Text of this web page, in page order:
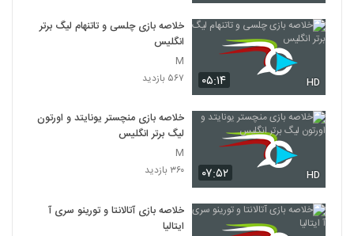
۰۵:۱۴ HD
خلاصه بازی چلسی و تاتنهام لیگ برتر
انگلیس
M
۵۶۷ بازدید
۰۷:۵۲ HD
خلاصه بازی منچستر یونایتد و اورتون
لیگ برتر انگلیس
M
۳۶۰ بازدید
خلاصه بازی آتالانتا و تورینو سری آ
ایتالیا